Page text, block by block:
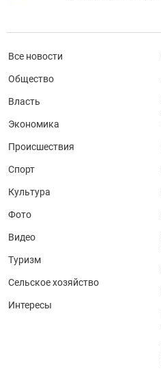
Все новости
Общество
Власть
Экономика
Происшествия
Спорт
Культура
Фото
Видео
Туризм
Сельское хозяйство
Интересы